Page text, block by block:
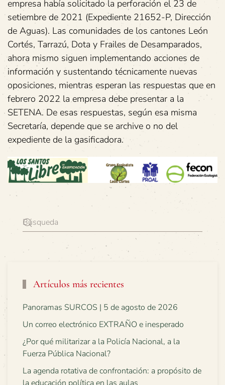
empresa había solicitado la perforación el 23 de
setiembre de 2021 (Expediente 21652-P, Dirección
de Aguas). Las comunidades de los cantones León
Cortés, Tarrazú, Dota y Frailes de Desamparados,
ahora mismo siguen implementando acciones de
información y sustentando técnicamente nuevas
oposiciones, mientras esperan las respuestas que en
febrero 2022 la empresa debe presentar a la
SETENA. De esas respuestas, según esa misma
Secretaría, depende que se archive o no del
expediente de la gasificadora.
Artículos más recientes
Panoramas SURCOS | 5 de agosto de 2026
Un correo electrónico EXTRAÑO e inesperado
¿Por qué militarizar a la Policía Nacional, a la
Fuerza Pública Nacional?
La agenda rotativa de confrontación: a propósito de